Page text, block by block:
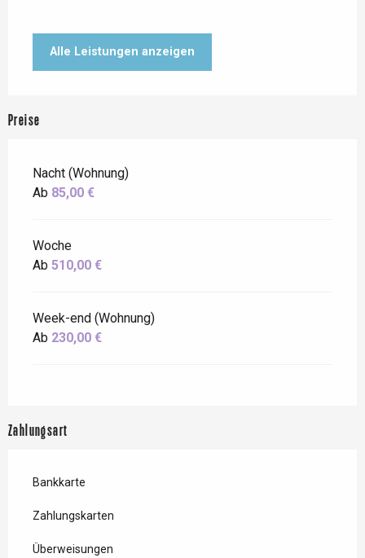
Alle Leistungen anzeigen
Preise
Nacht (Wohnung)
Ab 85,00 €
Woche
Ab 510,00 €
Week-end (Wohnung)
Ab 230,00 €
Zahlungsart
Bankkarte
Zahlungskarten
Überweisungen